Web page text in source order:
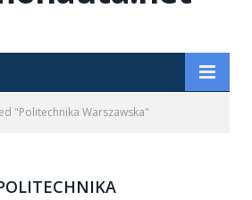
"Politechnika Warszawska"